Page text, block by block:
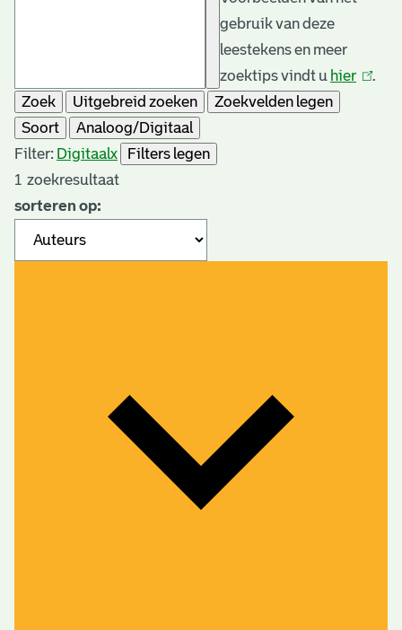
gebruik van deze
leestekens en meer
zoektips vindt u hier (link
.
Zoek
Uitgebreid zoeken
Zoekvelden legen
Soort
Analoog/Digitaal
Filter: Digitaalx
Filters legen
1 zoekresultaat
sorteren op: